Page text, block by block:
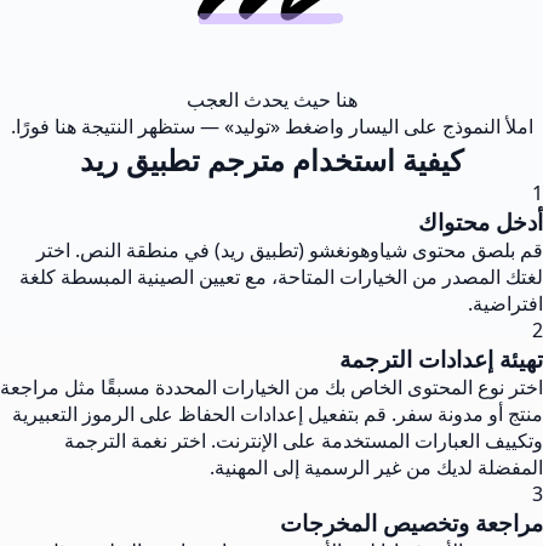
هنا حيث يحدث العجب
املأ النموذج على اليسار واضغط «توليد» — ستظهر النتيجة هنا فورًا.
كيفية استخدام مترجم تطبيق ريد
1
أدخل محتواك
قم بلصق محتوى شياوهونغشو (تطبيق ريد) في منطقة النص. اختر
لغتك المصدر من الخيارات المتاحة، مع تعيين الصينية المبسطة كلغة
افتراضية.
2
تهيئة إعدادات الترجمة
اختر نوع المحتوى الخاص بك من الخيارات المحددة مسبقًا مثل مراجعة
منتج أو مدونة سفر. قم بتفعيل إعدادات الحفاظ على الرموز التعبيرية
وتكييف العبارات المستخدمة على الإنترنت. اختر نغمة الترجمة
المفضلة لديك من غير الرسمية إلى المهنية.
3
مراجعة وتخصيص المخرجات